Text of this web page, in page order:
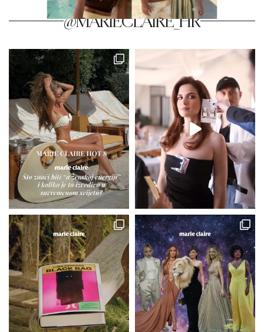
@MARIECLAIRE_HR